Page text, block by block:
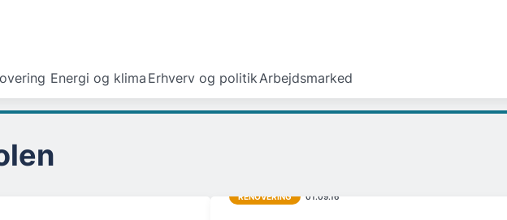
Energi og klima Erhverv og politikArbejdsmarked
RENOVERING 01.09.16